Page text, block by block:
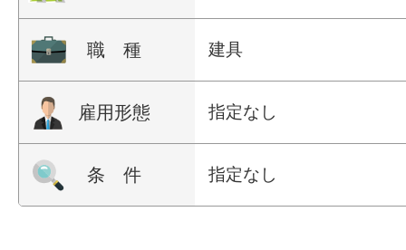
職 種 建具
雇用形態 指定なし
条 件 指定なし